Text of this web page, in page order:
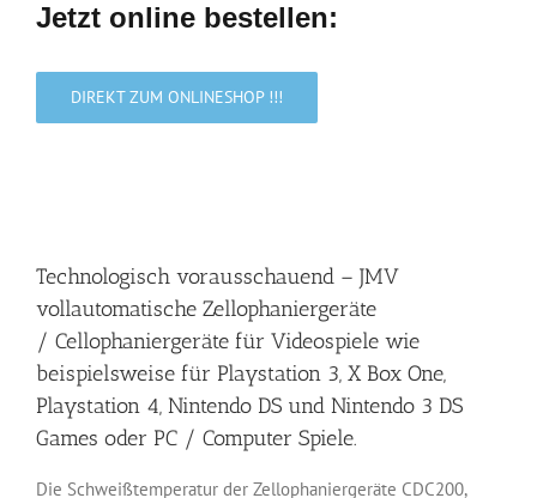
Jetzt online bestellen:
DIREKT ZUM ONLINESHOP !!!
Technologisch vorausschauend – JMV
vollautomatische Zellophaniergeräte
/ Cellophaniergeräte für Videospiele wie
beispielsweise für Playstation 3, X Box One,
Playstation 4, Nintendo DS und Nintendo 3 DS
Games oder PC / Computer Spiele.
Die Schweißtemperatur der Zellophaniergeräte CDC200,